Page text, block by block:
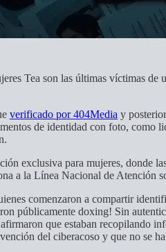
Tea son las últimas víctimas
verificado por 404Media y
de identidad con foto, como
exclusiva para mujeres, donde
a la Línea Nacional de Atención
comenzaron a compartir
públicamente doxing! Sin
que estaban recopilando
del ciberacoso y que no se